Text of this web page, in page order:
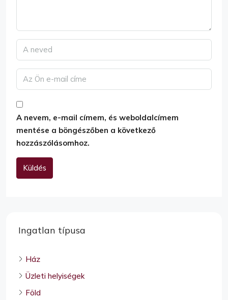
A nevem, e-mail címem, és weboldalcímem
mentése a böngészőben a következő
hozzászólásomhoz.
Küldés
Ingatlan típusa
Ház
Üzleti helyiségek
Föld